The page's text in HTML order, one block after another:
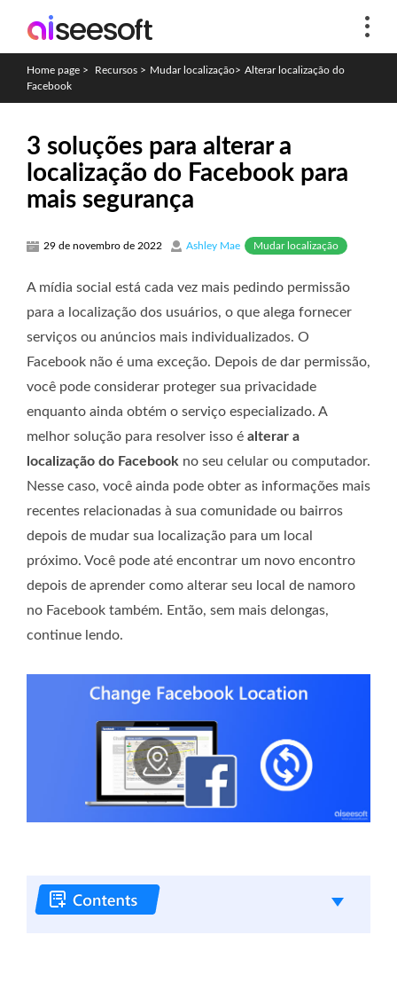
Home page > Recursos > Mudar localização> Alterar localização do
Facebook
3 soluções para alterar a
localização do Facebook para
mais segurança
29 de novembro de 2022 Ashley Mae Mudar localização
A mídia social está cada vez mais pedindo permissão
para a localização dos usuários, o que alega fornecer
serviços ou anúncios mais individualizados. O
Facebook não é uma exceção. Depois de dar permissão,
você pode considerar proteger sua privacidade
enquanto ainda obtém o serviço especializado. A
melhor solução para resolver isso é alterar a
localização do Facebook no seu celular ou computador.
Nesse caso, você ainda pode obter as informações mais
recentes relacionadas à sua comunidade ou bairros
depois de mudar sua localização para um local
próximo. Você pode até encontrar um novo encontro
depois de aprender como alterar seu local de namoro
no Facebook também. Então, sem mais delongas,
continue lendo.